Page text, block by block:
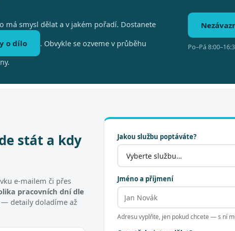
má smysl dělat a v jakém pořadí. Dostanete
o dílo
. Obvykle se ozveme v průběhu
Po–Pá
stát a kdy
e-mailem či přes
pracovních dní dle
— detaily doladíme až
Jakou službu poptáváte?
Jméno a příjmení
Adresu vyplňte, jen pokud chcete — s ní